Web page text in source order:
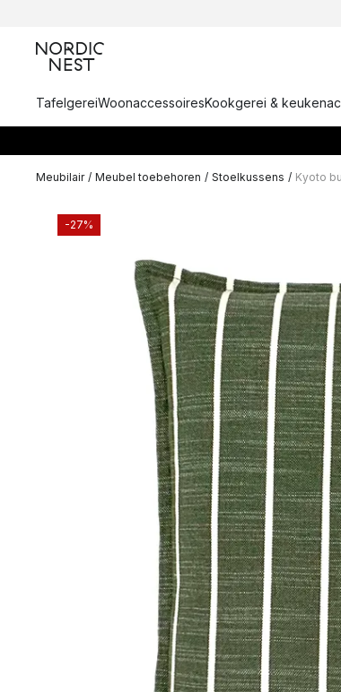
TafelgereiWoonaccessoiresKookgerei &
Meubilair / Meubel toebehoren / Stoelkussens / Kyoto
-27%